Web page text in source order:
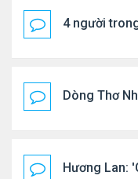
4 người
Dòng Thơ
Hương Lan: